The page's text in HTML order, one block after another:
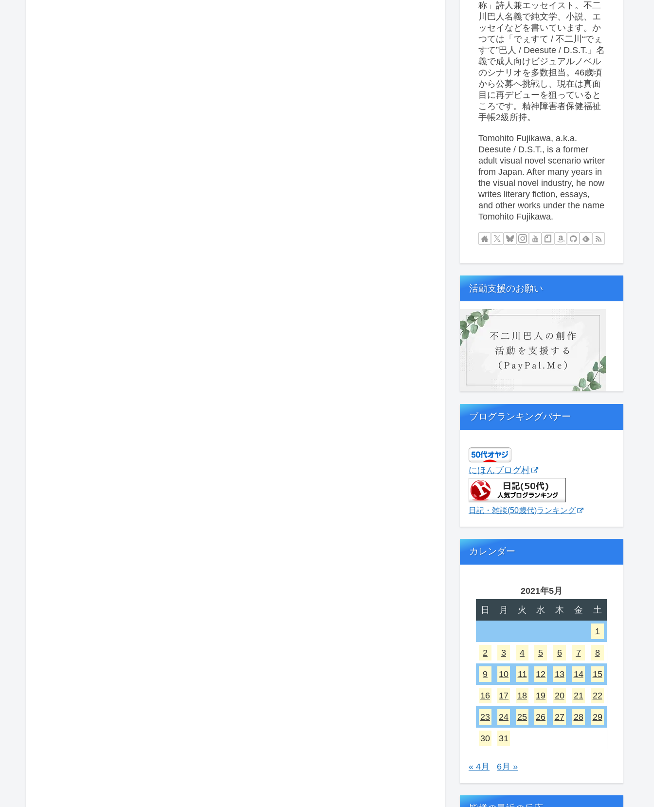
称」詩人兼エッセイスト。不二
川巴人名義で純文学、小説、エ
ッセイなどを書いています。か
つては「でぇすて / 不二川“でぇ
すて”巴人 / Deesute / D.S.T.」名
義で成人向けビジュアルノベル
のシナリオを多数担当。46歳頃
から公募へ挑戦し、現在は真面
目に再デビューを狙っていると
ころです。精神障害者保健福祉
手帳2級所持。
Tomohito Fujikawa, a.k.a.
Deesute / D.S.T., is a former
adult visual novel scenario writer
from Japan. After many years in
the visual novel industry, he now
writes literary fiction, essays,
and other works under the name
Tomohito Fujikawa.
活動支援のお願い
ブログランキングバナー
にほんブログ村
日記・雑談(50歳代)ランキング
カレンダー
2021年5月
日
月 火 水 木 金 土
1
2 3 4 5 6 7 8
9 10 11 12 13 14 15
16 17 18 19 20 21 22
23 24 25 26 27 28 29
30 31
« 4月 6月 »